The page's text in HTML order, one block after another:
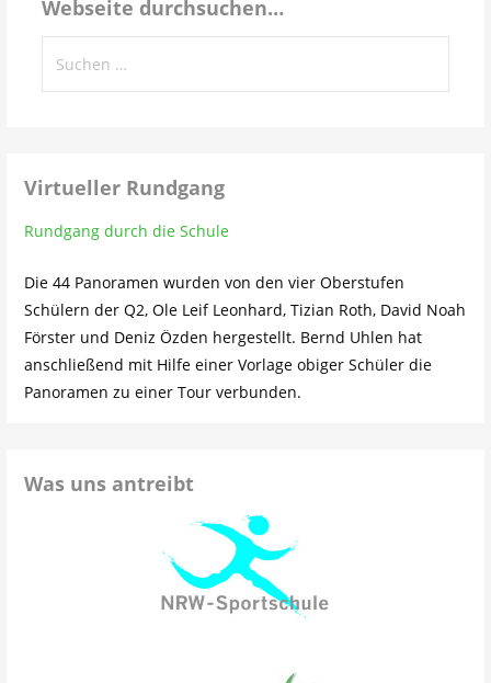
Webseite durchsuchen…
nach:
Virtueller Rundgang
Rundgang durch die Schule
Die 44 Panoramen wurden von den vier Oberstufen
Schülern der Q2, Ole Leif Leonhard, Tizian Roth, David Noah
Förster und Deniz Özden hergestellt. Bernd Uhlen hat
anschließend mit Hilfe einer Vorlage obiger Schüler die
Panoramen zu einer Tour verbunden.
Was uns antreibt